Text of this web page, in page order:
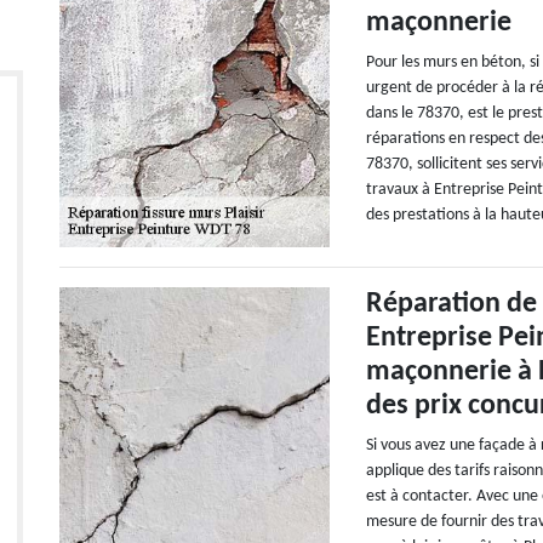
maçonnerie
Pour les murs en béton,
urgent de procéder à la
dans le 78370, est le
réparations en respect
78370, sollicitent ses
travaux à Entreprise
des prestations à la
Réparation
Entreprise
maçonnerie à
des prix
Si vous avez une façade
applique des tarifs
est à contacter. Avec
mesure de fournir des